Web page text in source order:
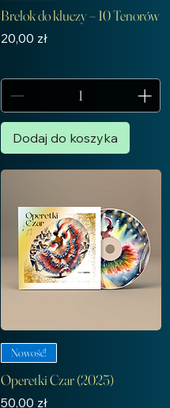
Brelok do kluczy – 10 Tenorów
Cena
20,00 zł
Dodaj do koszyka
Nowość!
Operetki Czar (2025)
Cena
50,00 zł